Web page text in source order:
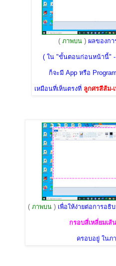
( ภาพบน)ผลของกา
( ใน "ขั้นตอนก่อนหน้านี้"
ก็จะมี App หรือ Program
เหมือนที่เห็นตรงที่ ลูกศรสีส้ม-
( ภาพบน)เพื่อให้ง่ายต่อการอธิ
กรอบสี่เหลี่ยมเส้
ครอบอยู่ ในภ